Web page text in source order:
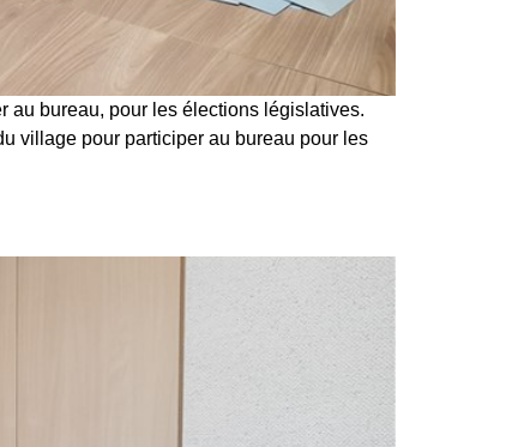
au bureau, pour les élections législatives.
village pour participer au bureau pour les